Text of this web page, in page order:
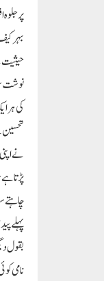
پر
بہر
حیثیت
نوشت
کی
نے
پڑتا
چاہتے
پہلے
بقول
نامی